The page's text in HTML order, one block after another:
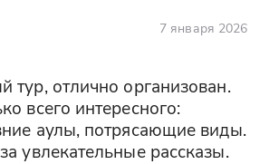
чаша"
в одно из самых
ущелий Дагестана, где
вытачивала скалы,
формы. Вы
природа буквально
7 января 2026
тур, отлично организован.
всего интересного:
аулы, потрясающие виды.
увлекательные рассказы.